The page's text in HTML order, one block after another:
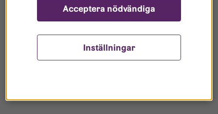
Inställningar
Acceptera nödvändiga